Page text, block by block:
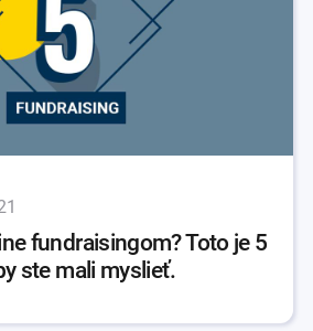
fundraisingom? Toto je 5
ste mali myslieť.